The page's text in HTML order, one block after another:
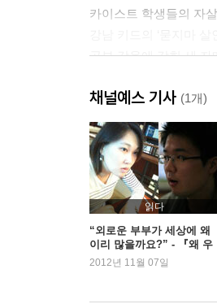
카이스트 학생들의 자
공부 감옥에 갇힌 세 자
영구임대아파트의 회색
가난한 명문대생의 눈물
대출 사기단에 걸려 가
3장 당신도 여자라면
회사가 나를 성희롱했다
그놈 목소리, 콜센터는
유리방에 갇힌 영혼
캄보디아 신부의 남편
채널예스 기사 (1개)
읽다
“외로운 부부가 세상에 왜
이리 많을까요?” - 『왜 우
리는 혼자가 되었나?』이정
2012년 11월 07일